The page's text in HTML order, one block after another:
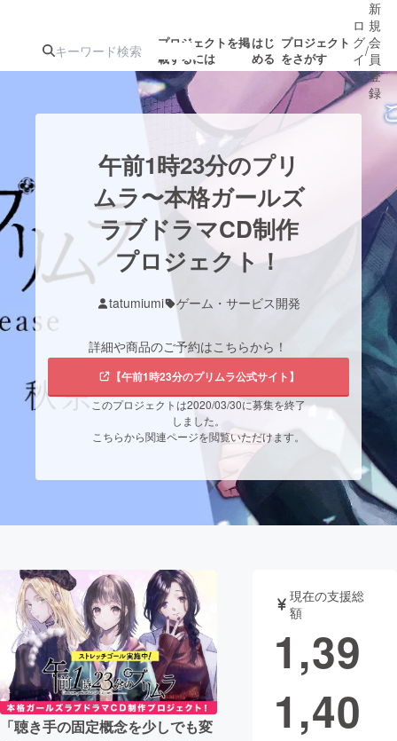
プロジェクトを掲
載するには
はじ
める
プロジェクト
をさがす
注目のリ
ターン
注目の新着プロ
ジェクト
募集終了が近いプ
ロジェクト
アート・写真 音楽
テクノロジー・ガジェット ゲーム・
書籍・雑誌
ビジネス・起業 チャレンジ
まちづくり・地域活性化
CAMPFIRE for Social GoodCAMPFIRE Creation
machi-ya コミュニティ
ロ
グ
イ
ン
/
新
規
会
員
登
録
午前1時23分のプリ
ムラ〜本格ガールズ
ラブドラマCD制作
プロジェクト！
tatumiumi ゲーム・サービス開発
詳細や商品のご予約はこちらから！
【午前1時23分のプリムラ公式サイト】
このプロジェクトは2020/03/30に募集を終了
しました。
こちらから関連ページを閲覧いただけます。
「聴き手の固定概念を少しでも変
現在の支援総
額
1,39
1,40